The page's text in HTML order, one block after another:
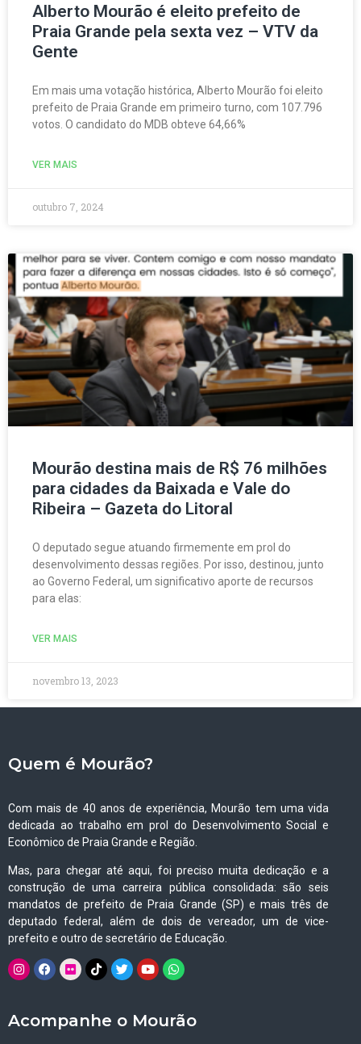
Alberto Mourão é eleito prefeito de
Praia Grande pela sexta vez – VTV da
Gente
Em mais uma votação histórica, Alberto Mourão foi eleito
prefeito de Praia Grande em primeiro turno, com 107.796
votos. O candidato do MDB obteve 64,66%
VER MAIS
outubro 7, 2024
Mourão destina mais de R$ 76 milhões
para cidades da Baixada e Vale do
Ribeira – Gazeta do Litoral
O deputado segue atuando firmemente em prol do
desenvolvimento dessas regiões. Por isso, destinou, junto
ao Governo Federal, um significativo aporte de recursos
para elas:
VER MAIS
novembro 13, 2023
Quem é Mourão?
Com mais de 40 anos de experiência, Mourão tem uma vida
dedicada ao trabalho em prol do Desenvolvimento Social e
Econômico de Praia Grande e Região.
Mas, para chegar até aqui, foi preciso muita dedicação e a
construção de uma carreira pública consolidada: são seis
mandatos de prefeito de Praia Grande (SP) e mais três de
deputado federal, além de dois de vereador, um de vice-
prefeito e outro de secretário de Educação.
Acompanhe o Mourão